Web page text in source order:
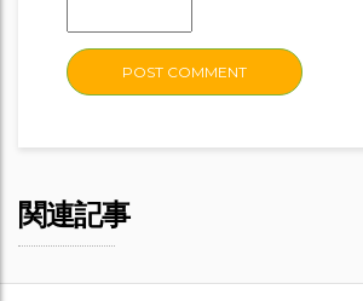
関連記事